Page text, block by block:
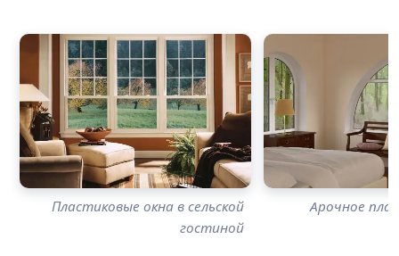
Пластиковые окна в сельской
гостиной
Арочное